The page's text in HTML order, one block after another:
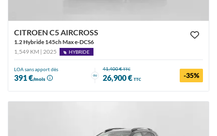
CITROEN C5 AIRCROSS
1.2 Hybride 145ch Max e-DCS6
1,549 KM | 2025
HYBRIDE
LOA sans apport dès
391 €/mois
ou
41,400 €TTC
26,900 € TTC -35%